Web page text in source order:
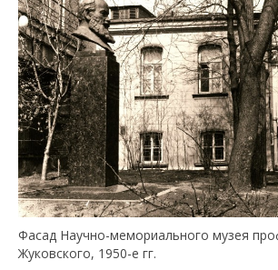
Фасад Научно-мемориального музея
Жуковского, 1950-е гг.